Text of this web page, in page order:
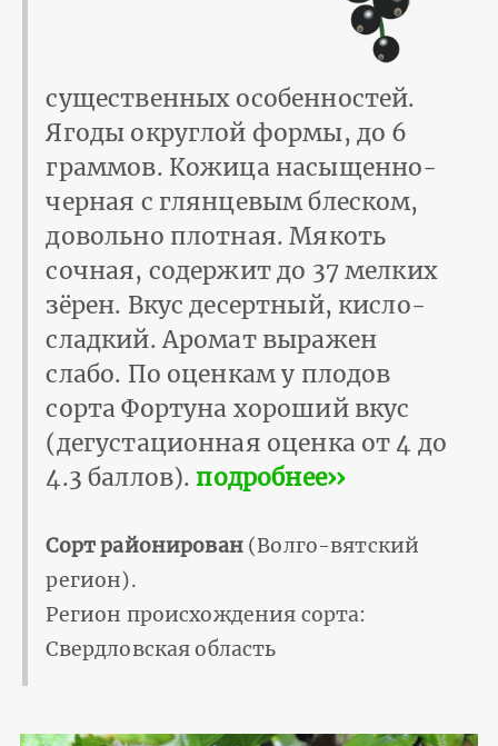
существенных особенностей.
Ягоды округлой формы, до 6
граммов. Кожица насыщенно-
черная с глянцевым блеском,
довольно плотная. Мякоть
сочная, содержит до 37 мелких
зёрен. Вкус десертный, кисло-
сладкий. Аромат выражен
слабо. По оценкам у плодов
сорта Фортуна хороший вкус
(дегустационная оценка от 4 до
4.3 баллов). подробнее››
Сорт районирован(Волго-вятский
регион).
Регион происхождения сорта:
Свердловская область